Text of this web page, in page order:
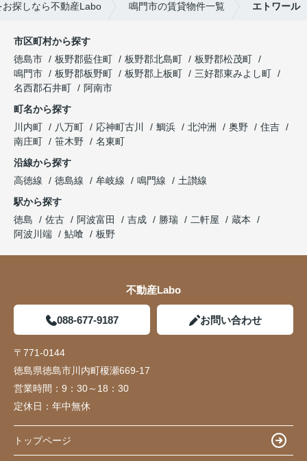
探しなら不動産Labo 鳴門市の賃貸物件一覧 エトワール
市区町村から探す
徳島市
板野郡藍住町 板野郡北島町
板野郡松茂町
鳴門市
板野郡板野町 板野郡上板町
三好郡東みよし町
名西郡石井町
阿南市
町名から探す
川内町
八万町 応神町古川 鯛浜 北沖洲 奥野
住吉
南庄町
笹木野
名東町
沿線から探す
高徳線
徳島線 牟岐線 鳴門線
土讃線
駅から探す
徳島
佐古 阿波富田 吉成 勝瑞 二軒屋
蔵本
阿波川端
鮎喰 板野
不動産Labo
088-677-9187 お問い合わせ
〒771-0144
徳島県徳島市川内町榎瀬669-17
営業時間： 9：30～18：30
定休日： 年中無休
トップページ